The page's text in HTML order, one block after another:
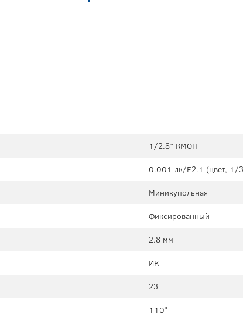
1/2.8” КМОП
0.001 лк/F2.1 (цвет, 1/
Миникупольная
Фиксированный
2.8 мм
ИК
23
110°